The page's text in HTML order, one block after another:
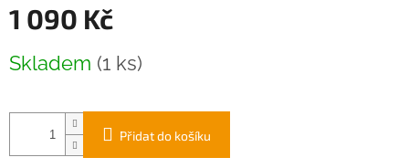
1 090 Kč
cena:
Skladem (1 ks)
Přidat do košíku